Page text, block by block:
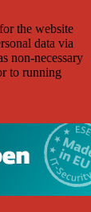
the website
data via
non-necessary
to running